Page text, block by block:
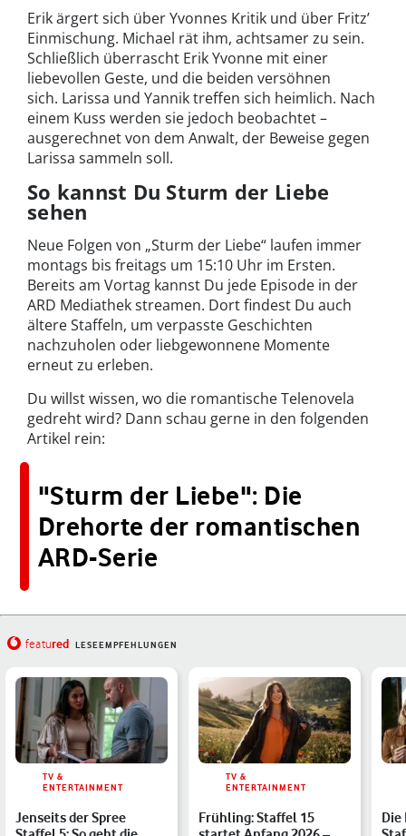
Erik ärgert sich über Yvonnes Kritik und über Fritz’
Einmischung. Michael rät ihm, achtsamer zu sein.
Schließlich überrascht Erik Yvonne mit einer
liebevollen Geste, und die beiden versöhnen
sich. Larissa und Yannik treffen sich heimlich. Nach
einem Kuss werden sie jedoch beobachtet –
ausgerechnet von dem Anwalt, der Beweise gegen
Larissa sammeln soll.
So kannst Du Sturm der Liebe
sehen
Neue Folgen von „Sturm der Liebe“ laufen immer
montags bis freitags um 15:10 Uhr im Ersten.
Bereits am Vortag kannst Du jede Episode in der
ARD Mediathek streamen. Dort findest Du auch
ältere Staffeln, um verpasste Geschichten
nachzuholen oder liebgewonnene Momente
erneut zu erleben.
Du willst wissen, wo die romantische Telenovela
gedreht wird? Dann schau gerne in den folgenden
Artikel rein:
"Sturm der Liebe": Die
Drehorte der romantischen
ARD-Serie
featured LESEEMPFEHLUNGEN
TV &
ENTERTAINMENT
Jenseits der Spree
TV &
ENTERTAINMENT
Frühling: Staffel 15
Die